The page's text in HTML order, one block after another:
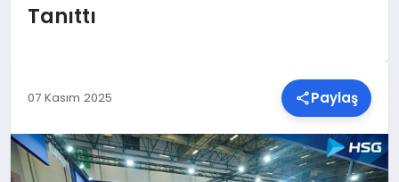
SAĞLIK
TEKNOLOJI
Tanıttı
07 Kasım 2025 Paylaş